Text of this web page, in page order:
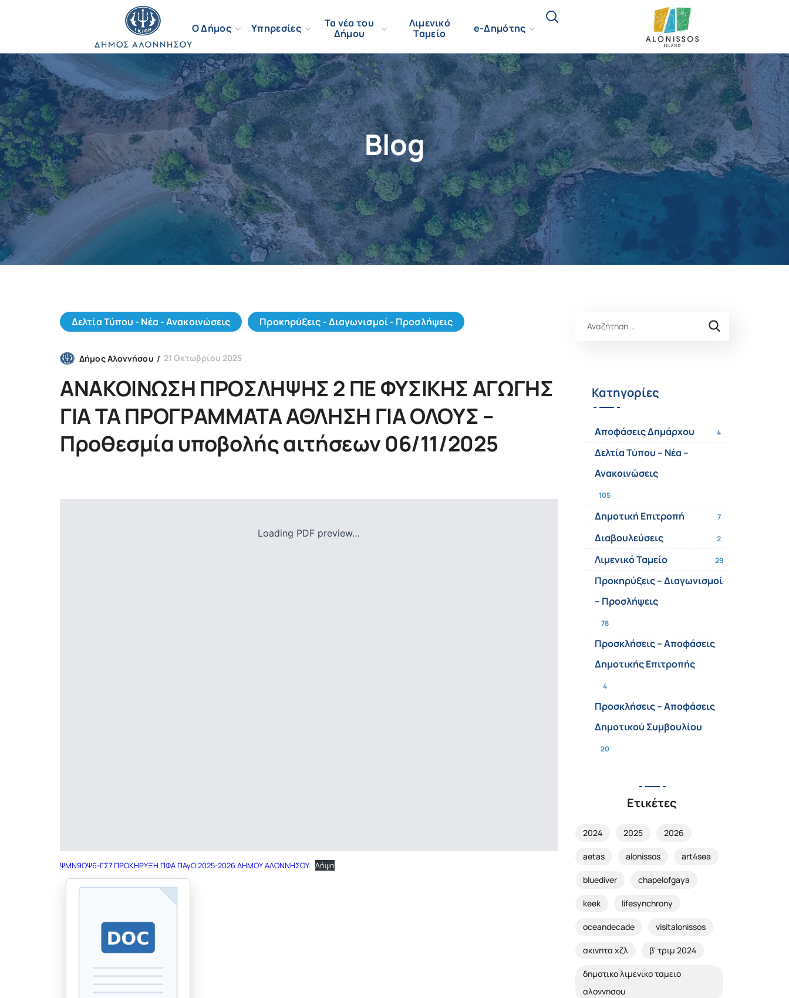
Ο Δήμος Υπηρεσίες
Τα νέα του
Δήμου
Λιμενικό
Ταμείο
e-Δημότης
Blog
Δελτία Τύπου - Νέα - Ανακοινώσεις Προκηρύξεις - Διαγωνισμοί - Προσλήψεις
Δήμος Αλοννήσου 21 Οκτωβρίου 2025
ΑΝΑΚΟΙΝΩΣΗ ΠΡΟΣΛΗΨΗΣ 2 ΠΕ ΦΥΣΙΚΗΣ ΑΓΩΓΗΣ
ΓΙΑ ΤΑ ΠΡΟΓΡΑΜΜΑΤΑ ΑΘΛΗΣΗ ΓΙΑ ΟΛΟΥΣ –
Προθεσμία υποβολής αιτήσεων 06/11/2025
ΨΜΝ9ΩΨ6-ΓΣ7 ΠΡΟΚΗΡΥΞΗ ΠΦΑ ΠΑγΟ 2025-2026 ΔΗΜΟΥ ΑΛΟΝΝΗΣΟΥ Λήψη
Κατηγορίες
Αποφάσεις Δημάρχου 4
Δελτία Τύπου – Νέα –
Ανακοινώσεις
105
Δημοτική Επιτροπή 7
Διαβουλεύσεις 2
Λιμενικό Ταμείο 29
Προκηρύξεις – Διαγωνισμοί
– Προσλήψεις
78
Προσκλήσεις – Αποφάσεις
Δημοτικής Επιτροπής
4
Προσκλήσεις – Αποφάσεις
Δημοτικού Συμβουλίου
20
Ετικέτες
2024 2025 2026
aetas alonissos art4sea
bluediver chapelofgaya
keek lifesynchrony
oceandecade visitalonissos
ακινητα χζλ β' τριμ 2024
δημοτικο λιμενικο ταμειο
αλοννησου